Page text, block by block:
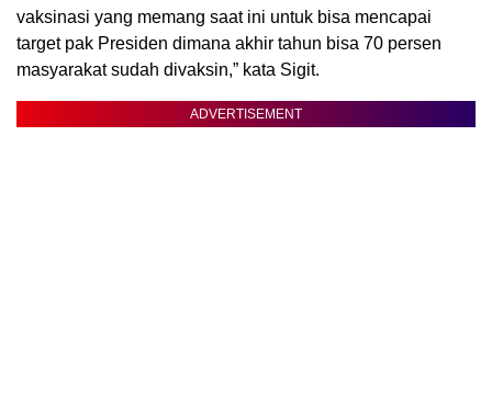
vaksinasi yang memang saat ini untuk bisa mencapai
target pak Presiden dimana akhir tahun bisa 70 persen
masyarakat sudah divaksin,” kata Sigit.
ADVERTISEMENT